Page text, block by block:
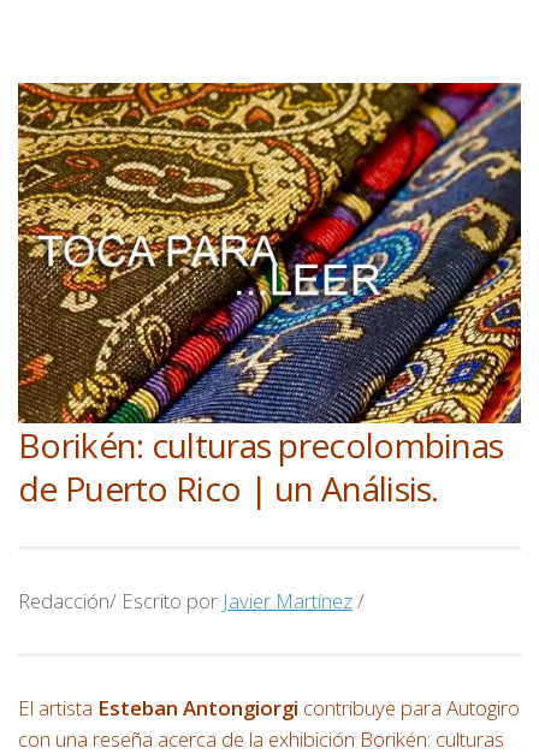
Borikén: culturas precolombinas
de Puerto Rico | un Análisis.
Redacción/ Escrito por Javier Martínez/
El artista Esteban Antongiorgi contribuye para Autogiro
con una reseña acerca de la exhibición Borikén: culturas